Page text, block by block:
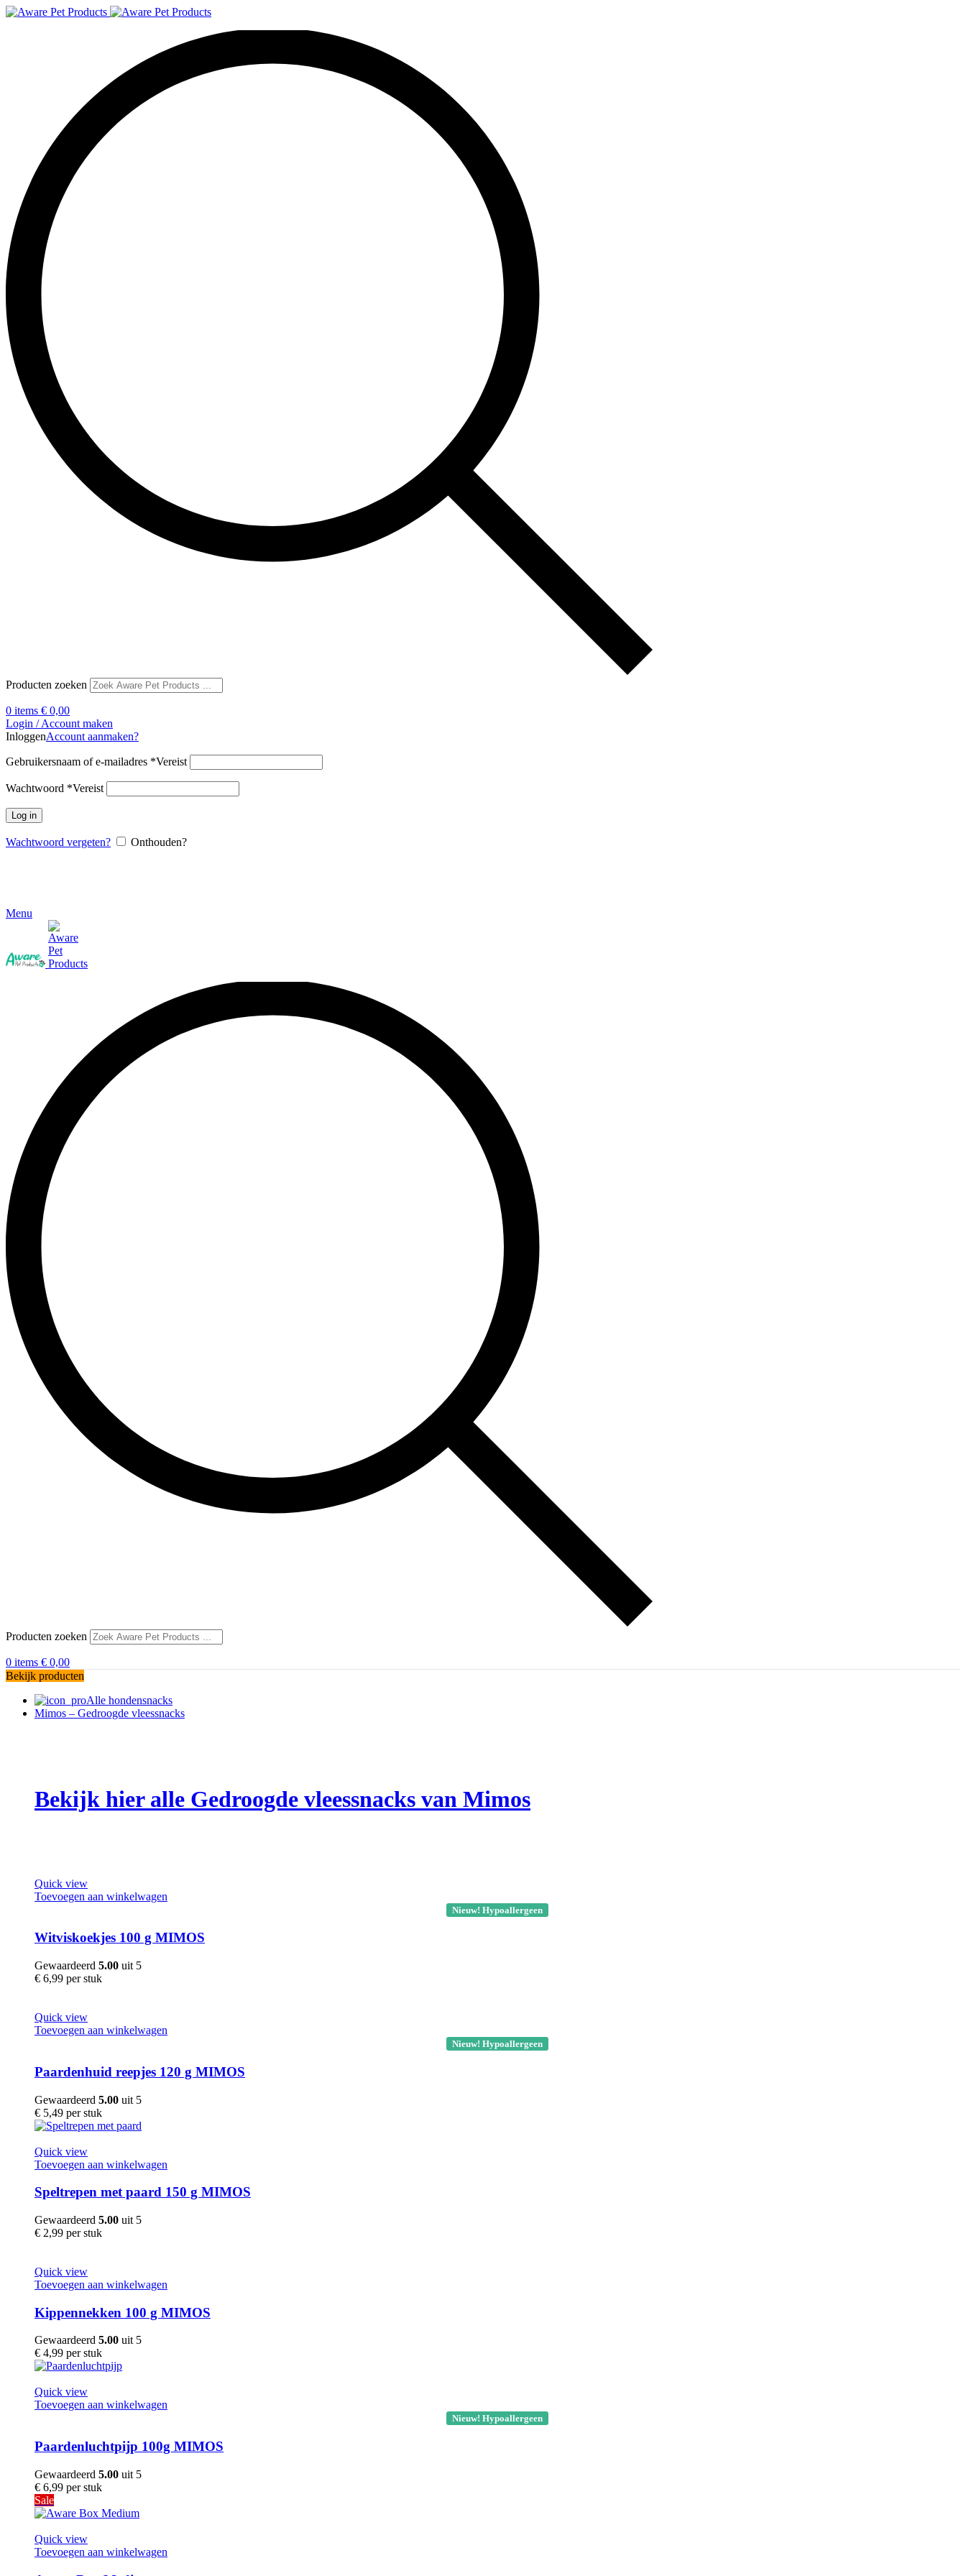
Producten zoeken
0 items € 0,00
Login / Account maken
InloggenAccount aanmaken?
Gebruikersnaam of e-mailadres *Vereist
Wachtwoord *Vereist
Log in
Wachtwoord vergeten? Onthouden?
Menu
Producten zoeken
0 items € 0,00
Bekijk producten
Alle hondensnacks
Mimos – Gedroogde vleessnacks
Bekijk hier alle Gedroogde vleessnacks van Mimos
Quick view
Toevoegen aan winkelwagen
Nieuw! Hypoallergeen
Witviskoekjes 100 g MIMOS
Gewaardeerd 5.00 uit 5
€ 6,99 per stuk
Quick view
Toevoegen aan winkelwagen
Nieuw! Hypoallergeen
Paardenhuid reepjes 120 g MIMOS
Gewaardeerd 5.00 uit 5
€ 5,49 per stuk
Quick view
Toevoegen aan winkelwagen
Speltrepen met paard 150 g MIMOS
Gewaardeerd 5.00 uit 5
€ 2,99 per stuk
Quick view
Toevoegen aan winkelwagen
Kippennekken 100 g MIMOS
Gewaardeerd 5.00 uit 5
€ 4,99 per stuk
Quick view
Toevoegen aan winkelwagen
Nieuw! Hypoallergeen
Paardenluchtpijp 100g MIMOS
Gewaardeerd 5.00 uit 5
€ 6,99 per stuk
Sale
Quick view
Toevoegen aan winkelwagen